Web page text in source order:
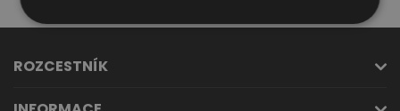
Novinky
ROZCESTNÍK